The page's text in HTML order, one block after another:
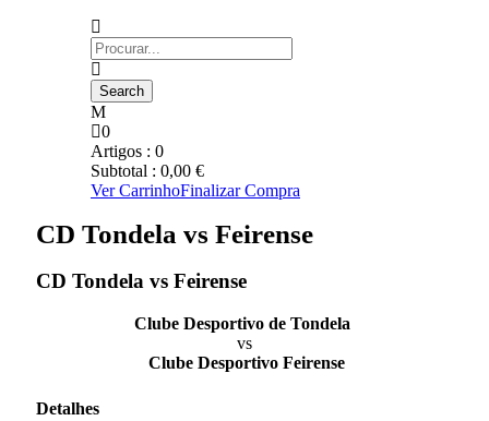
0
Artigos : 0
Subtotal : 0,00 €
Ver CarrinhoFinalizar Compra
CD Tondela vs Feirense
CD Tondela vs Feirense
Clube Desportivo de Tondela
vs
Clube Desportivo Feirense
Detalhes